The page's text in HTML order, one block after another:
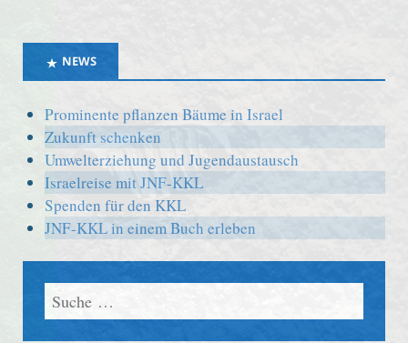
NEWS
Prominente pflanzen Bäume in Israel
Zukunft schenken
Umwelterziehung und Jugendaustausch
Israelreise mit JNF-KKL
Spenden für den KKL
JNF-KKL in einem Buch erleben